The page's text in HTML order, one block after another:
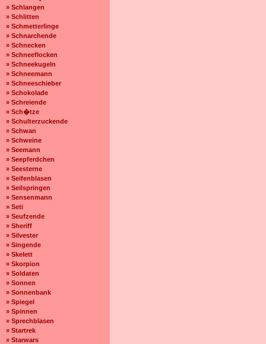
» Schlangen
» Schlitten
» Schmetterlinge
» Schnarchende
» Schnecken
» Schneeflocken
» Schneekugeln
» Schneemann
» Schneeschieber
» Schokolade
» Schreiende
» Sch�tze
» Schulterzuckende
» Schwan
» Schweine
» Seemann
» Seepferdchen
» Seesterne
» Seifenblasen
» Seilspringen
» Sensenmann
» Seti
» Seufzende
» Sheriff
» Silvester
» Singende
» Skelett
» Skorpion
» Soldaten
» Sonnen
» Sonnenbank
» Spiegel
» Spinnen
» Sprechblasen
» Startrek
» Starwars